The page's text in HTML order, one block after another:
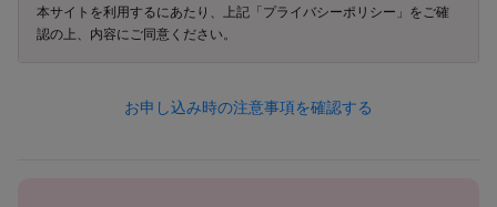
---
本ポリシーにおける「個人情報」とは、以下のいずれかに該当
本サイトを利用するにあたり、上記「プライバシーポリシー」をご確
認の上、内容にご同意ください。
お申し込み時の注意事項を確認する